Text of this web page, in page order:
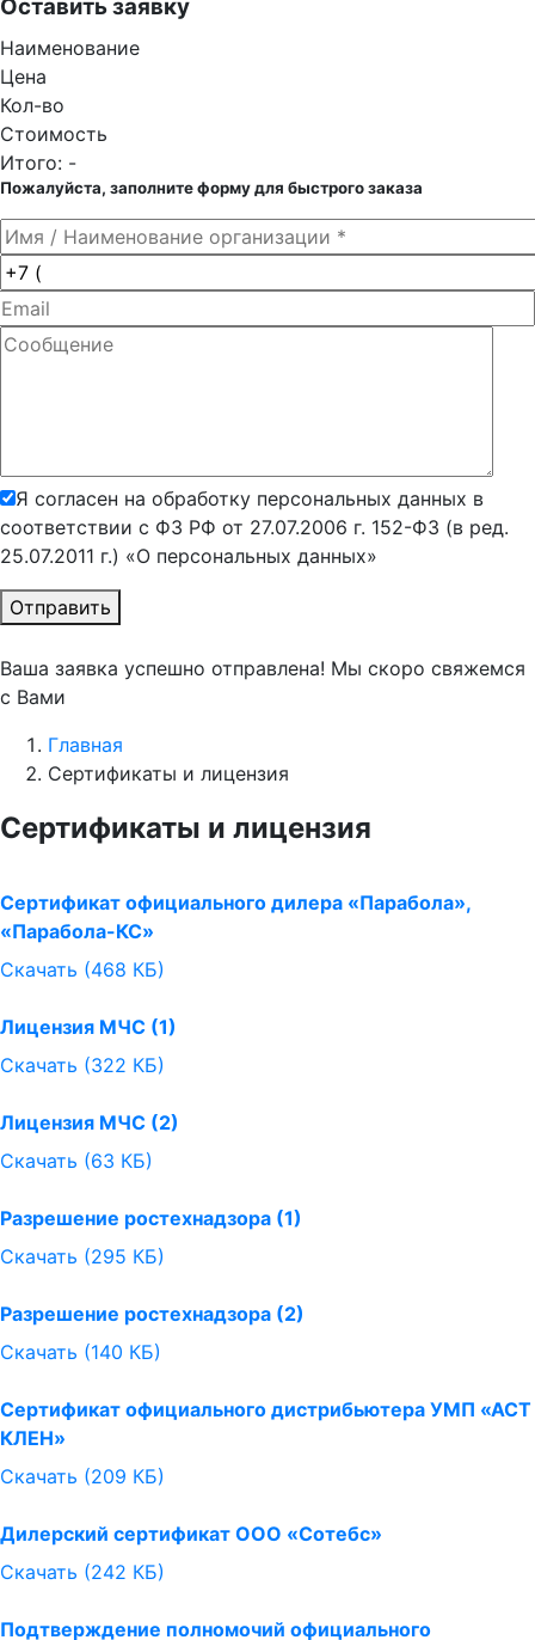
Оставить заявку
Наименование
Цена
Кол-во
Стоимость
Итого: -
Пожалуйста, заполните форму для быстрого заказа
Я согласен на обработку персональных данных в
соответствии с ФЗ РФ от 27.07.2006 г. 152-ФЗ (в ред.
25.07.2011 г.) «О персональных данных»
Отправить
Ваша заявка успешно отправлена! Мы скоро свяжемся
с Вами
Главная
Сертификаты и лицензия
Сертификаты и лицензия
Сертификат официального дилера «Парабола»,
«Парабола-КС»
Скачать (468 КБ)
Лицензия МЧС (1)
Скачать (322 КБ)
Лицензия МЧС (2)
Скачать (63 КБ)
Разрешение ростехнадзора (1)
Скачать (295 КБ)
Разрешение ростехнадзора (2)
Скачать (140 КБ)
Сертификат официального дистрибьютера УМП «АСТ
КЛЕН»
Скачать (209 КБ)
Дилерский сертификат ООО «Сотебс»
Скачать (242 КБ)
Подтверждение полномочий официального